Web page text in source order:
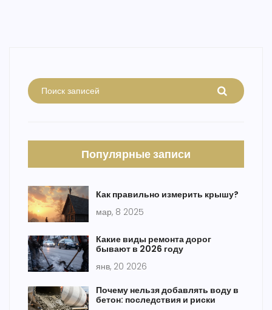
Популярные записи
Как правильно измерить крышу?
мар, 8 2025
Какие виды ремонта дорог
бывают в 2026 году
янв, 20 2026
Почему нельзя добавлять воду в
бетон: последствия и риски